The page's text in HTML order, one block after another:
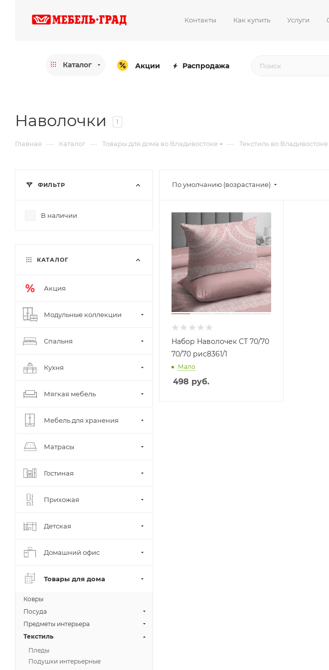
Контакты Как купить Услуги
Каталог Акции Распродажа
Наволочки 1
Главная — Каталог — Товары для дома во Владивостоке — Текстиль во Владивостоке
По умолчанию (возрастание)
Набор Наволочек СТ 70/70
70/70 рис8361/1
Мало
498 руб.
ФИЛЬТР
В наличии
КАТАЛОГ
Акция
Модульные коллекции
Спальня
Кухня
Мягкая мебель
Мебель для хранения
Матрасы
Гостиная
Прихожая
Детская
Домашний офис
Товары для дома
Ковры
Посуда
Предметы интерьера
Текстиль
Пледы
Подушки интерьерные